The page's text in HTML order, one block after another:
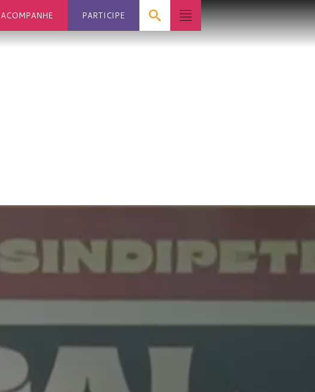
ACOMPANHE PARTICIPE